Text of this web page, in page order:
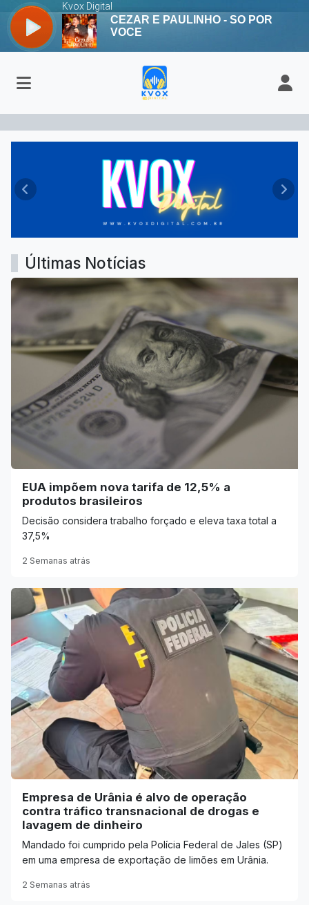
Anterior
Últimas Notícias
EUA impõem nova tarifa de 12,5% a
produtos brasileiros
Decisão considera trabalho forçado e eleva taxa total a
37,5%
2 Semanas atrás
Empresa de Urânia é alvo de operação
contra tráfico transnacional de drogas e
lavagem de dinheiro
Mandado foi cumprido pela Polícia Federal de Jales (SP)
em uma empresa de exportação de limões em Urânia.
2 Semanas atrás